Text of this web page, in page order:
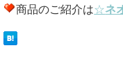
商品のご紹介は☆ネ